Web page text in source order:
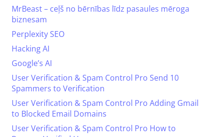
MrBeast – ceļš no bērnības līdz pasaules mēroga
biznesam
Perplexity SEO
Hacking AI
Google’s AI
User Verification & Spam Control Pro Send 10
Spammers to Verification
User Verification & Spam Control Pro Adding Gmail
to Blocked Email Domains
User Verification & Spam Control Pro How to